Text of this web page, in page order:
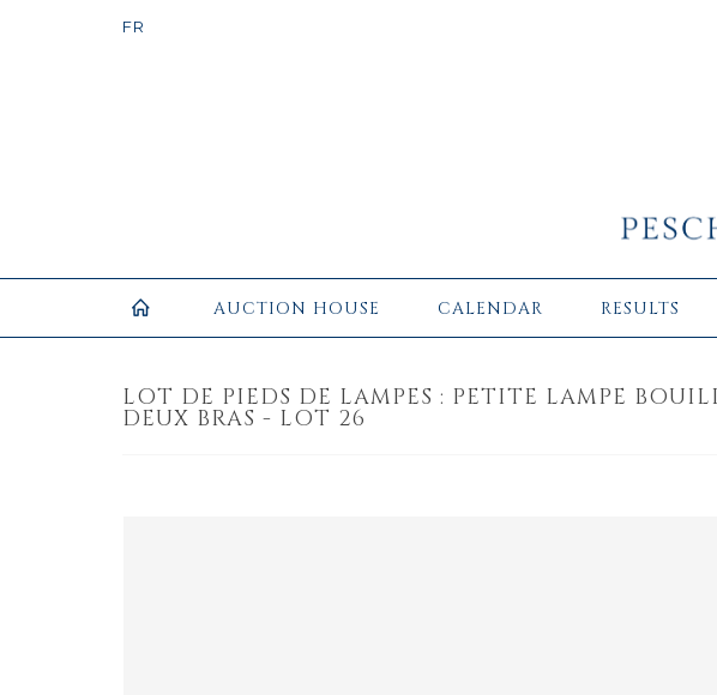
AUCTION HOUSE CALENDAR RESULTS
LOT DE PIEDS DE LAMPES : PETITE LAMPE
DEUX BRAS - LOT 26